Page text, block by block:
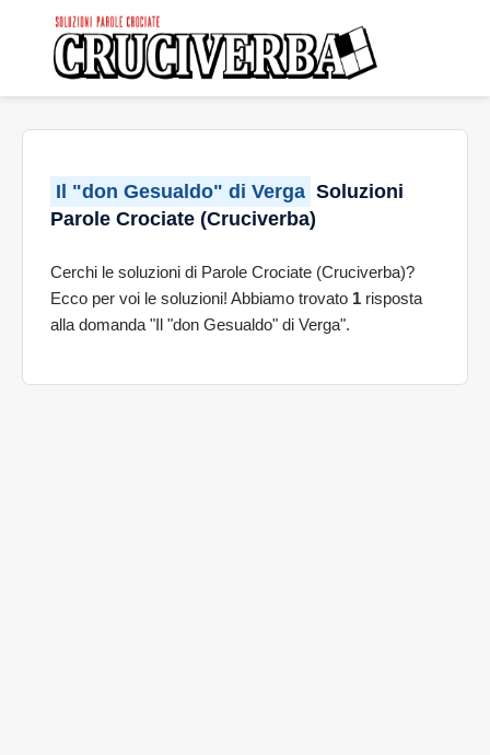
Il "don Gesualdo" di Verga Soluzioni
Parole Crociate (Cruciverba)
Cerchi le soluzioni di Parole Crociate (Cruciverba)?
Ecco per voi le soluzioni! Abbiamo trovato 1 risposta
alla domanda "Il "don Gesualdo" di Verga".